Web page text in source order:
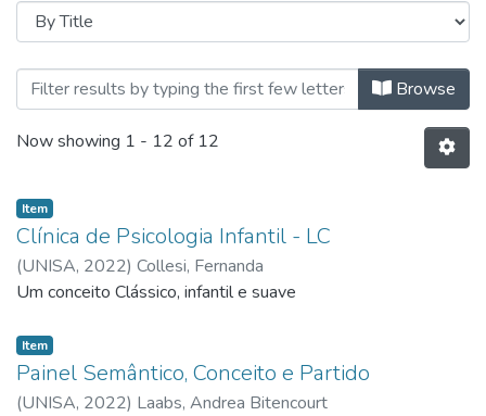
Browsing Design de Interiores by
Browse
Now showing 1 - 12 of 12
Item
Clínica de Psicologia Infantil - LC
(UNISA, 2022) Collesi, Fernanda
Um conceito Clássico, infantil e suave
Item
Painel Semântico, Conceito e Partido
(UNISA, 2022) Laabs, Andrea Bitencourt